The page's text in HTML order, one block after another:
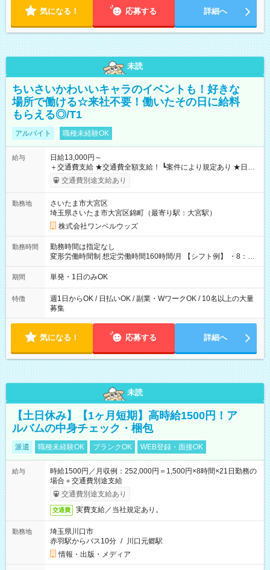
気になる！ 応募する 詳細へ
未読
ちいさいかわいいキャラのイベントも！好きな
場所で働ける☆来社不要！働いたその日に給料
もらえる◎/T1
アルバイト 職種未経験OK
給与
日給13,000円～
＋交通費支給 ★交通費全額支給！ ┗案件により規定あり ★日払
いOK！（規定あり） ┗働いたその日に現金GET♪ お仕事後はコ
ンビニATMから 日払い分を引き落とせます！ 【試用期間】試
交通費別途支給あり
勤務地
さいたま市大宮区
埼玉県さいたま市大宮区錦町（最寄り駅：大宮駅）
株式会社ワンベルウッズ
勤務時間
勤務時間は指定なし
変形労働時間制 想定労働時間160時間/月 【シフト例】 ・8：00
～21：00
期間 単発・1日のみOK
特徴
週1日からOK / 日払いOK / 副業・WワークOK / 10名以上の大量
募集
気になる！ 応募する 詳細へ
未読
【土日休み】【1ヶ月短期】高時給1500円！ア
ルバムの中身チェック・梱包
派遣 職種未経験OK ブランクOK WEB登録・面接OK
給与
時給1500円／月収例：252,000円＝1,500円×8時間×21日勤務の
場合＋交通費別途支給
交通費別途支給あり
交通費 実費支給／当社規定あり。
勤務地
埼玉県川口市
赤羽駅からバス10分 / 川口元郷駅
情報・出版・メディア